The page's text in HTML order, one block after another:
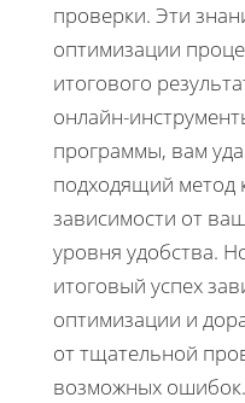
проверки. Эти
оптимизации
итогового
онлайн-
программы, вам
подходящий метод
зависимости от
уровня удобства.
итоговый успех
оптимизации и
от тщательной
возможных ошибок.